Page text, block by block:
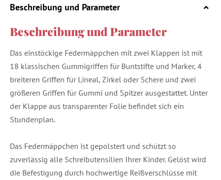
Beschreibung und Parameter
Beschreibung und Parameter
Das einstöckige Federmäppchen mit zwei Klappen ist mit
18 klassischen Gummigriffen für Buntstifte und Marker, 4
breiteren Griffen für Lineal, Zirkel oder Schere und zwei
größeren Griffen für Gummi und Spitzer ausgestattet. Unter
der Klappe aus transparenter Folie befindet sich ein
Stundenplan.
Das Federmäppchen ist gepolstert und schützt so
zuverlässig alle Schreibutensilien Ihrer Kinder. Gelöst wird
die Befestigung durch hochwertige Reißverschlüsse mit